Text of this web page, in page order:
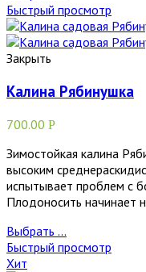
Быстрый просмотр
Закрыть
Калина Рябинушка
700.00 Р
Зимостойкая калина
высоким
испытывает проблем с
Плодоносить начинает
Выбрать ...
Быстрый просмотр
Хит